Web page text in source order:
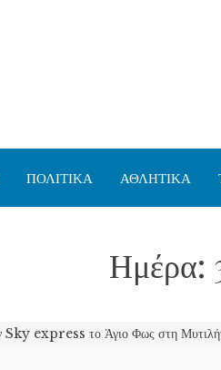
ΠΟΛΙΤΙΚΑ ΑΘΛΗΤΙΚΑ
Ημέρα: